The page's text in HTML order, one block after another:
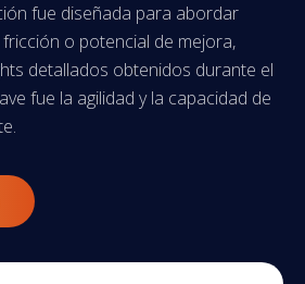
fue diseñada para abordar
o potencial de mejora,
detallados obtenidos durante el
fue la agilidad y la capacidad de